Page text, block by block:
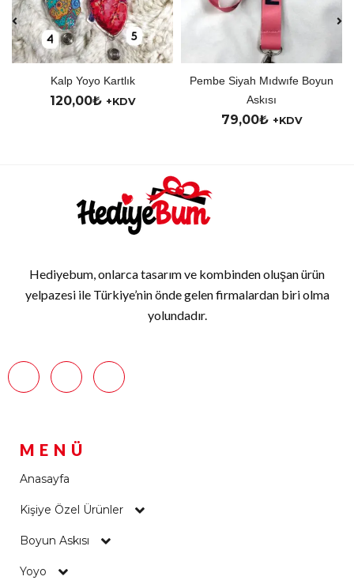
Kalp Yoyo Kartlık
120,00₺ +KDV
Pembe Siyah Mıdwıfe Boyun
Askısı
79,00₺ +KDV
Hediyebum, onlarca tasarım ve kombinden oluşan ürün
yelpazesi ile Türkiye’nin önde gelen firmalardan biri olma
yolundadır.
MENÜ
Anasayfa
Kişiye Özel Ürünler
Boyun Askısı
Yoyo